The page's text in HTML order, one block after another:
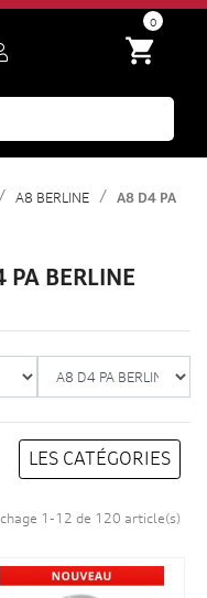
shopping_cart
0
A8 BERLINE
A8 D4 PA
PA BERLINE
LES CATÉGORIES
1-12 de 120 article(s)